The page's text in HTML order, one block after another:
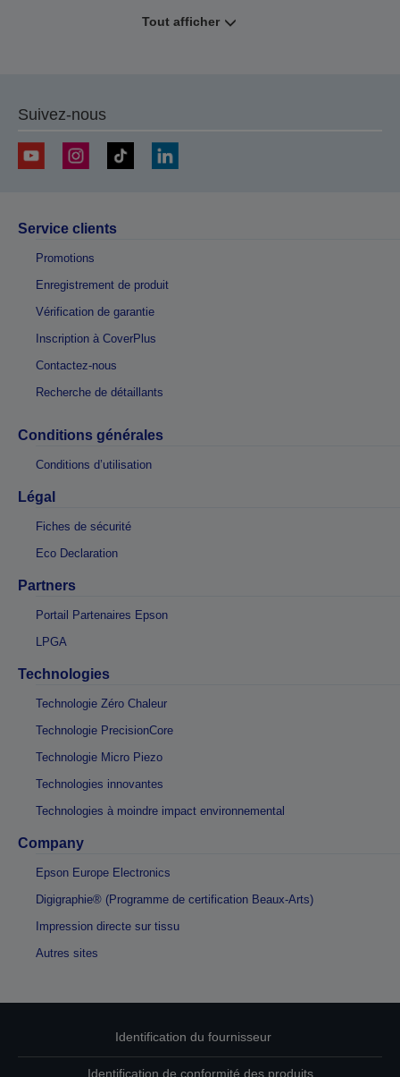
Tout afficher
Suivez-nous
Service clients
Promotions
Enregistrement de produit
Vérification de garantie
Inscription à CoverPlus
Contactez-nous
Recherche de détaillants
Conditions générales
Conditions d’utilisation
Légal
Fiches de sécurité
Eco Declaration
Partners
Portail Partenaires Epson
LPGA
Technologies
Technologie Zéro Chaleur
Technologie PrecisionCore
Technologie Micro Piezo
Technologies innovantes
Technologies à moindre impact environnemental
Company
Epson Europe Electronics
Digigraphie® (Programme de certification Beaux-Arts)
Impression directe sur tissu
Autres sites
Identification du fournisseur
Identification de conformité des produits